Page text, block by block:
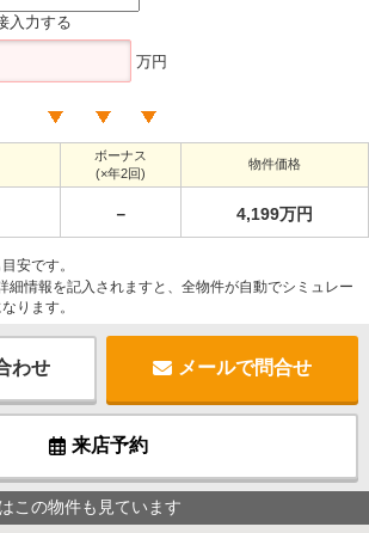
入力する
万円
ボーナス
(×年2回)
物件価格
－ 4,199万円
安です。
細情報を記入されますと、全物件が自動でシミュレー
ります。
わせ メールで問合せ
来店予約
この物件も見ています